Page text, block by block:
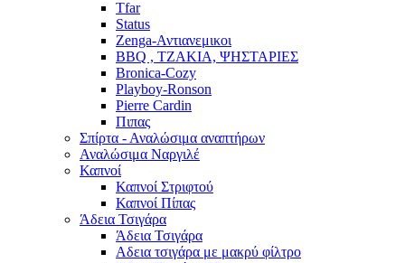
Tfar
Status
Zenga-Αντιανεμικοι
BBQ , ΤΖΑΚΙΑ, ΨΗΣΤΑΡΙΕΣ
Bronica-Cozy
Playboy-Ronson
Pierre Cardin
Πιπας
Σπίρτα - Αναλώσιμα αναπτήρων
Αναλώσιμα Ναργιλέ
Καπνοί
Καπνοί Στριφτού
Καπνοί Πίπας
Άδεια Τσιγάρα
Άδεια Τσιγάρα
Αδεια τσιγάρα με μακρύ φίλτρο